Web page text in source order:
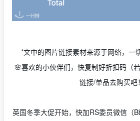
*文中的图片链接素材来源于网络，一
🌸喜欢的小伙伴们，快复制好折扣码（
链接/单品去购买吧！
英国冬季大促开始，快加RS委员微信（